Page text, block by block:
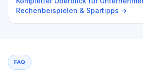
https://automationsmanufaktur.de/
gebuehrenrechner
Rechenbeispielen & Spartipps →
FAQ